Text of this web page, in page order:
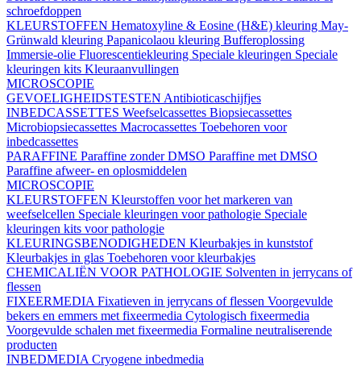
schroefdoppen
KLEURSTOFFEN Hematoxyline & Eosine (H&E) kleuring May-
Grünwald kleuring Papanicolaou kleuring Bufferoplossing
Immersie-olie Fluorescentiekleuring Speciale kleuringen Speciale
kleuringen kits Kleuraanvullingen
MICROSCOPIE
GEVOELIGHEIDSTESTEN Antibioticaschijfjes
INBEDCASSETTES Weefselcassettes Biopsiecassettes
Microbiopsiecassettes Macrocassettes Toebehoren voor
inbedcassettes
PARAFFINE Paraffine zonder DMSO Paraffine met DMSO
Paraffine afweer- en oplosmiddelen
MICROSCOPIE
KLEURSTOFFEN Kleurstoffen voor het markeren van
weefselcellen Speciale kleuringen voor pathologie Speciale
kleuringen kits voor pathologie
KLEURINGSBENODIGHEDEN Kleurbakjes in kunststof
Kleurbakjes in glas Toebehoren voor kleurbakjes
CHEMICALIËN VOOR PATHOLOGIE Solventen in jerrycans of
flessen
FIXEERMEDIA Fixatieven in jerrycans of flessen Voorgevulde
bekers en emmers met fixeermedia Cytologisch fixeermedia
Voorgevulde schalen met fixeermedia Formaline neutraliserende
producten
INBEDMEDIA Cryogene inbedmedia